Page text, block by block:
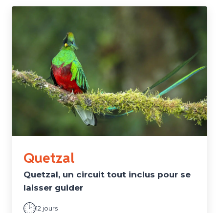
Quetzal
Quetzal, un circuit tout inclus pour se
laisser guider
12 jours